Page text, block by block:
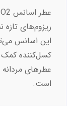
ریزوم‌های
این اسانس
کسل‌کننده کمک
عطرهای
است.